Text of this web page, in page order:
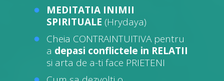
MEDITATIA INIMII
SPIRITUALE (Hrydaya)
Cheia CONTRAINTUITIVA pentru
a depasi conflictele in RELATII
si arta de a-ti face PRIETENI